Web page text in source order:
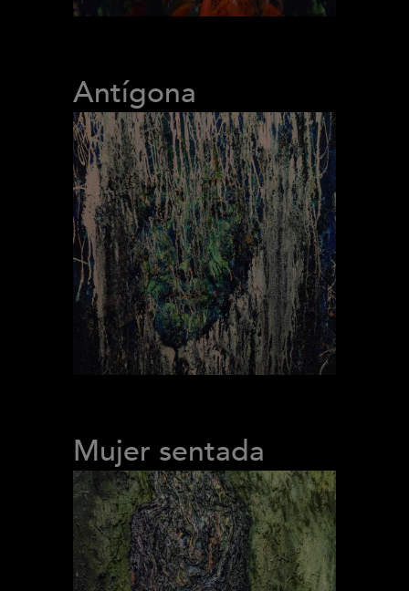
Antígona
Mujer sentada